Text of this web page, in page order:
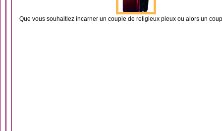
Que vous souhaitiez incarner un couple de religieux pieux ou alors un